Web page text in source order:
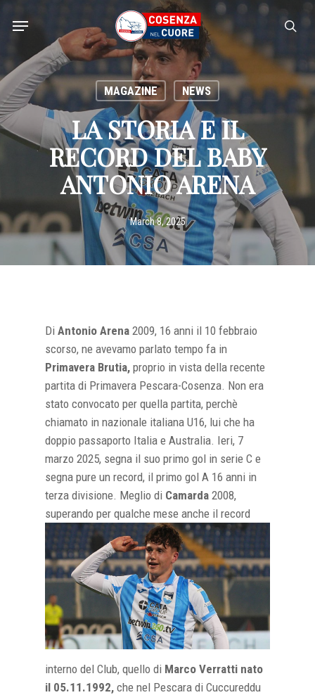
content
Menu
MAGAZINE NEWS
LA STORIA E IL
RECORD DEL BABY
ANTONIO ARENA
March 8, 2025
Di Antonio Arena 2009, 16 anni il 10 febbraio
scorso, ne avevamo parlato tempo fa in
Primavera Brutia, proprio in vista della recente
partita di Primavera Pescara-Cosenza. Non era
stato convocato per quella partita, perchè
chiamato in nazionale italiana U16, lui che ha
doppio passaporto Italia e Australia. Ieri, 7
marzo 2025, segna il suo primo gol in serie C e
segna pure un record, il primo gol A 16 anni in
terza divisione. Meglio di Camarda 2008,
superando per qualche mese anche il record
interno del Club, quello di Marco Verratti nato
il 05.11.1992, che nel Pescara di Cuccureddu